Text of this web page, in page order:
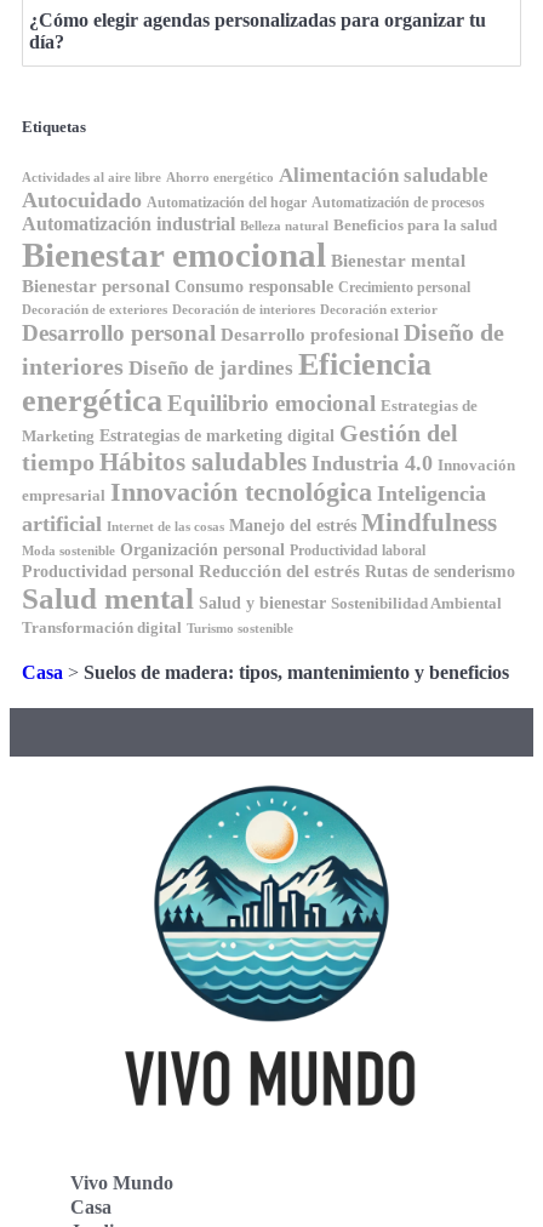
¿Cómo elegir agendas personalizadas para organizar tu
día?
Etiquetas
Actividades al aire libre Ahorro energético Alimentación saludable
Autocuidado Automatización del hogar Automatización de procesos
Automatización industrial Belleza natural Beneficios para la salud
Bienestar emocional Bienestar mental
Bienestar personal Consumo responsable Crecimiento personal
Decoración de exteriores Decoración de interiores Decoración exterior
Desarrollo personal Desarrollo profesional Diseño de
interiores Diseño de jardines Eficiencia
energéticaEquilibrio emocional Estrategias de
Marketing Estrategias de marketing digital Gestión del
tiempo Hábitos saludables Industria 4.0 Innovación
empresarial Innovación tecnológica Inteligencia
artificial Internet de las cosas Manejo del estrés Mindfulness
Moda sostenible Organización personal Productividad laboral
Productividad personal Reducción del estrés Rutas de senderismo
Salud mental Salud y bienestar Sostenibilidad Ambiental
Transformación digital Turismo sostenible
Casa > Suelos de madera: tipos, mantenimiento y beneficios
Vivo Mundo
Casa